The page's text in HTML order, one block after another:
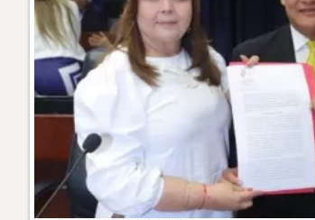
Show
Deportes
Insólitas